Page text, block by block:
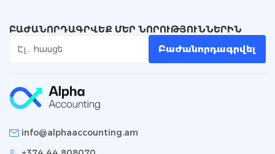
ԲԱԺԱՆՈՐԴԱԳՐՎԵՔ ՄԵՐ ՆՈՐՈՒԹՅՈՒՆՆԵՐԻՆ
Բաժանորդագրվել
info@alphaaccounting.am